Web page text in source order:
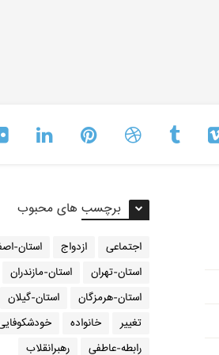
برچسب های محبوب
اجتماعی ازدواج
استان-
استان-تهران
استان-مازندران
استان-هرمزگان
استان-گیلان
تغییر
خانواده
رابطه-عاطفی
رهبرانقلاب